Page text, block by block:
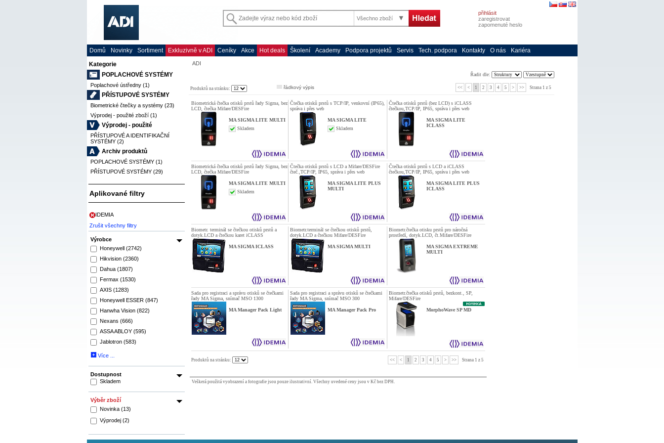
Všechno zboží
přihlásit
zaregistrovat
zapomenuté heslo
Domů Novinky Sortiment Exkluzivně v ADI Ceníky Akce Hot deals Školení Academy Podpora projektů Servis Tech. podpora Kontakty O nás
Kariéra
Kategorie
POPLACHOVÉ SYSTÉMY
Poplachové ústředny (1)
PŘÍSTUPOVÉ SYSTÉMY
Biometrické čtečky a systémy (23)
Výprodej - použité zboží (1)
Výprodej - použité
PŘÍSTUPOVÉ A IDENTIFIKAČNÍ
SYSTÉMY (2)
Archiv produktů
POPLACHOVÉ SYSTÉMY (1)
PŘÍSTUPOVÉ SYSTÉMY (29)
Aplikované filtry
IDEMIA
Zrušit všechny filtry
Výrobce
Honeywell (2742)
Hikvision (2360)
Dahua (1807)
Fermax (1530)
AXIS (1283)
Honeywell ESSER (847)
Hanwha Vision (822)
Nexans (666)
ASSA ABLOY (595)
Jablotron (583)
Více ...
Dostupnost
Skladem
Výběr zboží
Novinka (13)
Výprodej (2)
ADI
Řadit dle:
Produktů na stránku: řádkový výpis << < 1 2 3 4 5 > >> Strana 1 z 5
Biometrická čtečka otisků prstů řady Sigma, bez
LCD, čtečka Mifare/DESFire
MA SIGMA LITE MULTI
Skladem
Čtečka otisků prstů s TCP/IP, venkovní (IP65),
správa i přes web
MA SIGMA LITE
Skladem
Čtečka otisků prstů (bez LCD) s iCLASS
čtečkou,TCP/IP, IP65, správa i přes web
MA SIGMA LITE
ICLASS
Biometrická čtečka otisků prstů řady Sigma, bez
LCD, čtečka Mifare/DESFire
MA SIGMA LITE MULTI
Skladem
Čtečka otisků prstů s LCD a Mifare/DESFire
čteč.,TCP/IP, IP65, správa i přes web
MA SIGMA LITE PLUS
MULTI
Čtečka otisků prstů s LCD a iCLASS
čtečkou,TCP/IP, IP65, správa i přes web
MA SIGMA LITE PLUS
ICLASS
Biometr. terminál se čtečkou otisků prstů a
dotyk.LCD a čtečkou karet iCLASS
MA SIGMA ICLASS
Biometr.terminál se čtečkou otisků prstů,
dotyk.LCD a čtečkou Mifare/DESFire
MA SIGMA MULTI
Biometr.čtečka otisku prstů pro náročná
prostředí, dotyk.LCD, čt.Mifare/DESFire
MA SIGMA EXTREME
MULTI
Sada pro registraci a správu otisků se čtečkami
řady MA Sigma, snímač MSO 1300
MA Manager Pack Light
Sada pro registraci a správu otisků se čtečkami
řady MA Sigma, snímač MSO 300
MA Manager Pack Pro
Biometr.čtečka otisků prstů, bezkont., SP,
Mifare/DESFire
MorphoWave SP MD
Produktů na stránku: << < 1 2 3 4 5 > >> Strana 1 z 5
Veškerá použitá vyobrazení a fotografie jsou pouze ilustrativní. Všechny uvedené ceny jsou v Kč bez DPH.